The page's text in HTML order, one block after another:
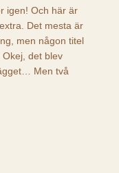
igen! Och här är
Det mesta är
men någon titel
det blev
Men två